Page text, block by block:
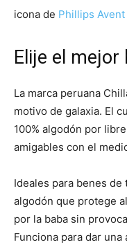
icona de Phillips Avent
Elije el mejor
La marca peruana
motivo de galaxia. El
100% algodón por
amigables con el
Ideales para benes de
algodón que protege
por la baba sin
Funciona para dar